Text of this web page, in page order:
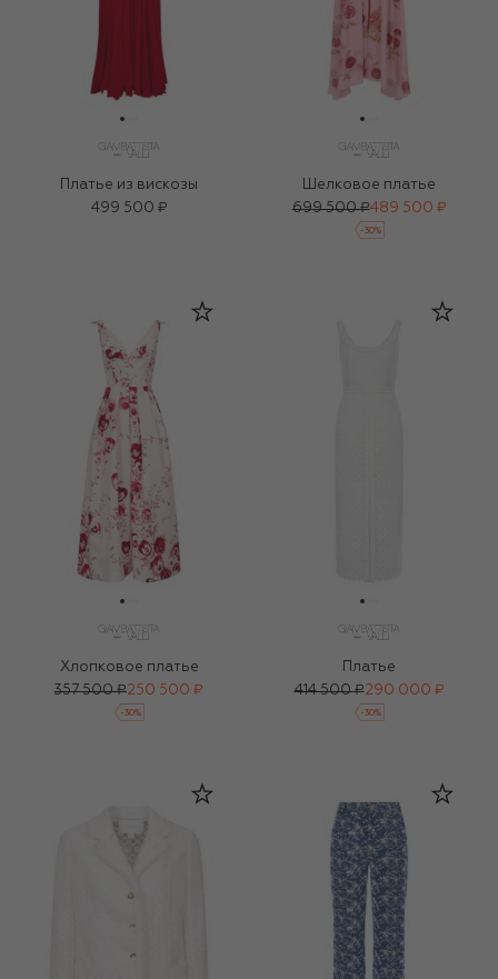
Платье из вискозы
499 500 ₽
Шелковое платье
699 500 ₽489 500 ₽
-30%
Хлопковое платье
357 500 ₽250 500 ₽
-30%
Платье
414 500 ₽290 000 ₽
-30%